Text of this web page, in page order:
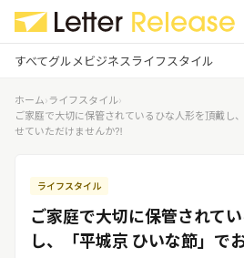
すべてグルメビジネスライフスタイル
✕
グルメ
ビジネス
ログイン ✕
企業ユーザーでログイン
する
受信 レターリリース受信ユーザー
メディアユーザーでログインする
ホーム›ライフスタイル›
ご家庭で大切に保管されているひな人形を頂戴し
せていただけませんか⁈
ライフスタイル
ご家庭で大切に保管されて
し、「平城京 ひいな節」で